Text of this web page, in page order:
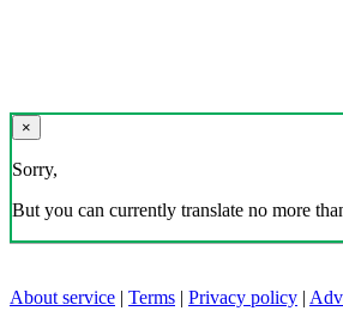
×
Sorry,
But you can currently translate no more
About service | Terms | Privacy policy |